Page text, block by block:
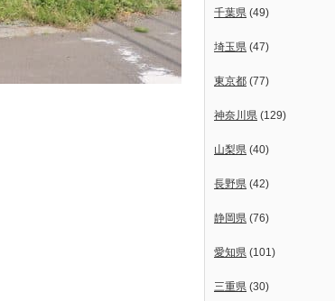
千葉県 (49)
埼玉県 (47)
東京都 (77)
神奈川県 (129)
山梨県 (40)
長野県 (42)
静岡県 (76)
愛知県 (101)
三重県 (30)